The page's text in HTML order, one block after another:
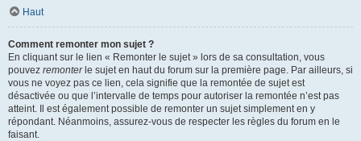
Haut
Comment remonter mon sujet ?
En cliquant sur le lien « Remonter le sujet » lors de sa consultation, vous
pouvez remonterle sujet en haut du forum sur la première page. Par ailleurs, si
vous ne voyez pas ce lien, cela signifie que la remontée de sujet est
désactivée ou que l’intervalle de temps pour autoriser la remontée n’est pas
atteint. Il est également possible de remonter un sujet simplement en y
répondant. Néanmoins, assurez-vous de respecter les règles du forum en le
faisant.